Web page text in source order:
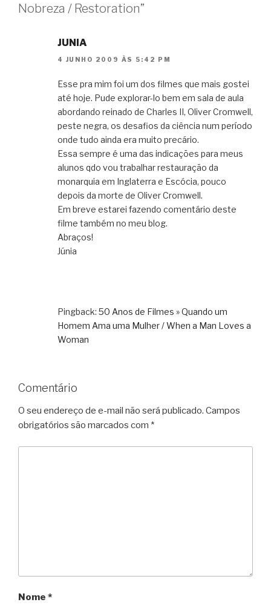
Nobreza / Restoration”
JUNIA
4 JUNHO 2009 ÀS 5:42 PM
Esse pra mim foi um dos filmes que mais gostei
até hoje. Pude explorar-lo bem em sala de aula
abordando reinado de Charles II, Oliver Cromwell,
peste negra, os desafios da ciência num período
onde tudo ainda era muito precário.
Essa sempre é uma das indicações para meus
alunos qdo vou trabalhar restauração da
monarquia em Inglaterra e Escócia, pouco
depois da morte de Oliver Cromwell.
Em breve estarei fazendo comentário deste
filme também no meu blog.
Abraços!
Júnia
Pingback: 50 Anos de Filmes » Quando um
Homem Ama uma Mulher / When a Man Loves a
Woman
Comentário
O seu endereço de e-mail não será publicado. Campos
obrigatórios são marcados com *
Nome *